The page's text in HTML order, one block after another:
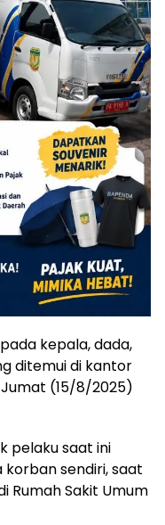
kepala, dada,
ditemui di kantor
(15/8/2025)
pelaku saat ini
sendiri, saat
Rumah Sakit Umum